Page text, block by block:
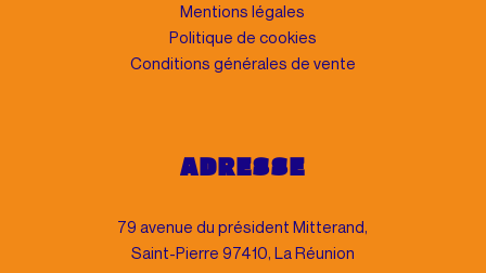
Mentions légales
Politique de cookies
Conditions générales de vente
ADRESSE
79 avenue du président Mitterand,
Saint-Pierre 97410, La Réunion